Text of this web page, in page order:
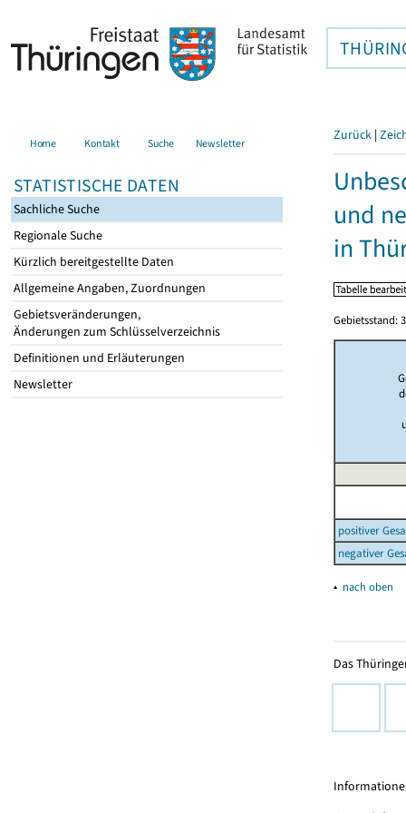
Home Kontakt Suche Newsletter
STATISTISCHE DATEN
Sachliche Suche
Regionale Suche
Kürzlich bereitgestellte Daten
Allgemeine Angaben, Zuordnungen
Gebietsveränderungen,
Änderungen zum Schlüsselverzeichnis
Definitionen und Erläuterungen
Newsletter
Zurück |
und
in
Gebietsstand:
positiver
negativer
▴ nach oben
Das